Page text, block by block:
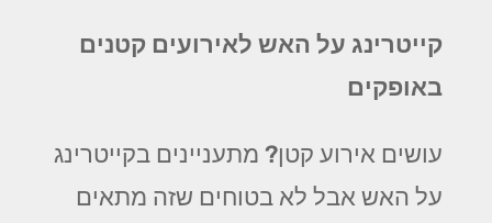
קייטרינג על האש לאירועים קטנים
באופקים
עושים אירוע קטן? מתעניינים בקייטרינג
על האש אבל לא בטוחים שזה מתאים